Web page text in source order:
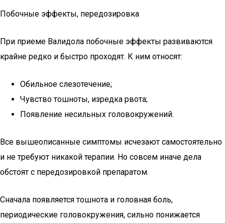
Побочные эффекты, передозировка
При приеме Валидола побочные эффекты развиваются
крайне редко и быстро проходят. К ним относят:
Обильное слезотечение;
Чувство тошноты, изредка рвота;
Появление несильных головокружений.
Все вышеописанные симптомы исчезают самостоятельно
и не требуют никакой терапии. Но совсем иначе дела
обстоят с передозировкой препаратом.
Сначала появляется тошнота и головная боль,
периодические головокружения, сильно понижается